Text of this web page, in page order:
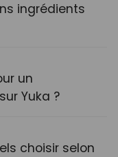
ingrédients
un
Yuka ?
choisir selon